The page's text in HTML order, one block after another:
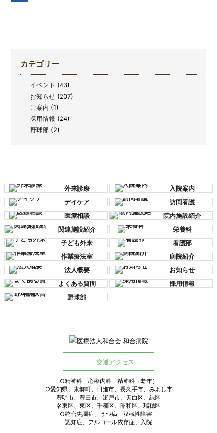
カテゴリー
イベント (43)
お知らせ (207)
ご案内 (1)
採用情報 (24)
野球部 (2)
外来診療
入院案内
デイケア
訪問看護
医療相談
院内施設紹介
関連施設紹介
栄養科
子ども外来
看護部
作業療法室
病院紹介
法人概要
お知らせ
よくある質問
採用情報
野球部
交通アクセス
○精神科、心療内科、精神科（老年）
○愛知県、東郷町、日進市、長久手市、みよし市
豊明市、豊田市、瀬戸市、天白区、緑区
名東区、東区、千種区、昭和区、瑞穂区
○統合失調症、うつ病、双極性障害、
認知症、アルコール依存症、入院